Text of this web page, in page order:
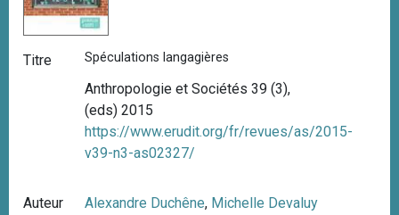
Titre Spéculations langagières
Anthropologie et Sociétés 39 (3),
(eds) 2015
https://www.erudit.org/fr/revues/as/2015-
v39-n3-as02327/
Auteur
Alexandre Duchêne, Michelle Devaluy